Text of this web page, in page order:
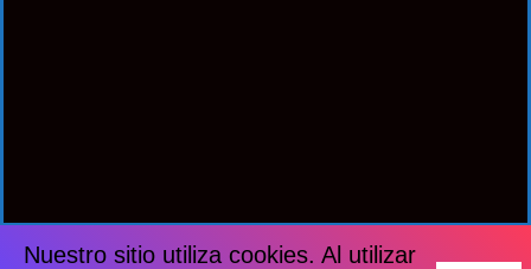
Nuestro sitio utiliza cookies. Al utilizar